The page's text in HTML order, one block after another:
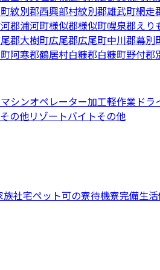
紋別郡西興部村紋別郡雄武町網走
郡浦河町様似郡様似町幌泉郡えり
郡大樹町広尾郡広尾町中川郡幕別
阿寒郡鶴居村白糠郡白糠町野付郡
シンオペレーター加工軽作業ドラ
の他リゾートバイトその他
族社宅ペット可の寮待機寮完備生